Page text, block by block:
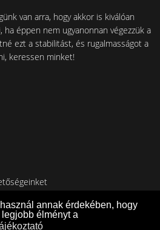
annak érdekében, hogy
élményt a
van arra, hogy akkor is kiválóan
ha éppen nem ugyanonnan végezzük a
ezt a stabilitást, és rugalmasságot a
keressen minket!